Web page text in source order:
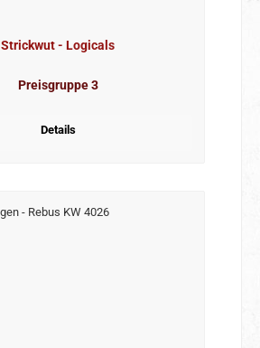
Strickwut - Logicals
Preisgruppe 3
Details